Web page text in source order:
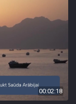
00:02:18